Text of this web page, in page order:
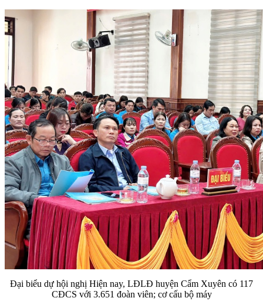
Đại biểu dự hội nghị Hiện nay, LĐLĐ huyện Cẩm Xuyên có 117
CĐCS với 3.651 đoàn viên; cơ cấu bộ máy